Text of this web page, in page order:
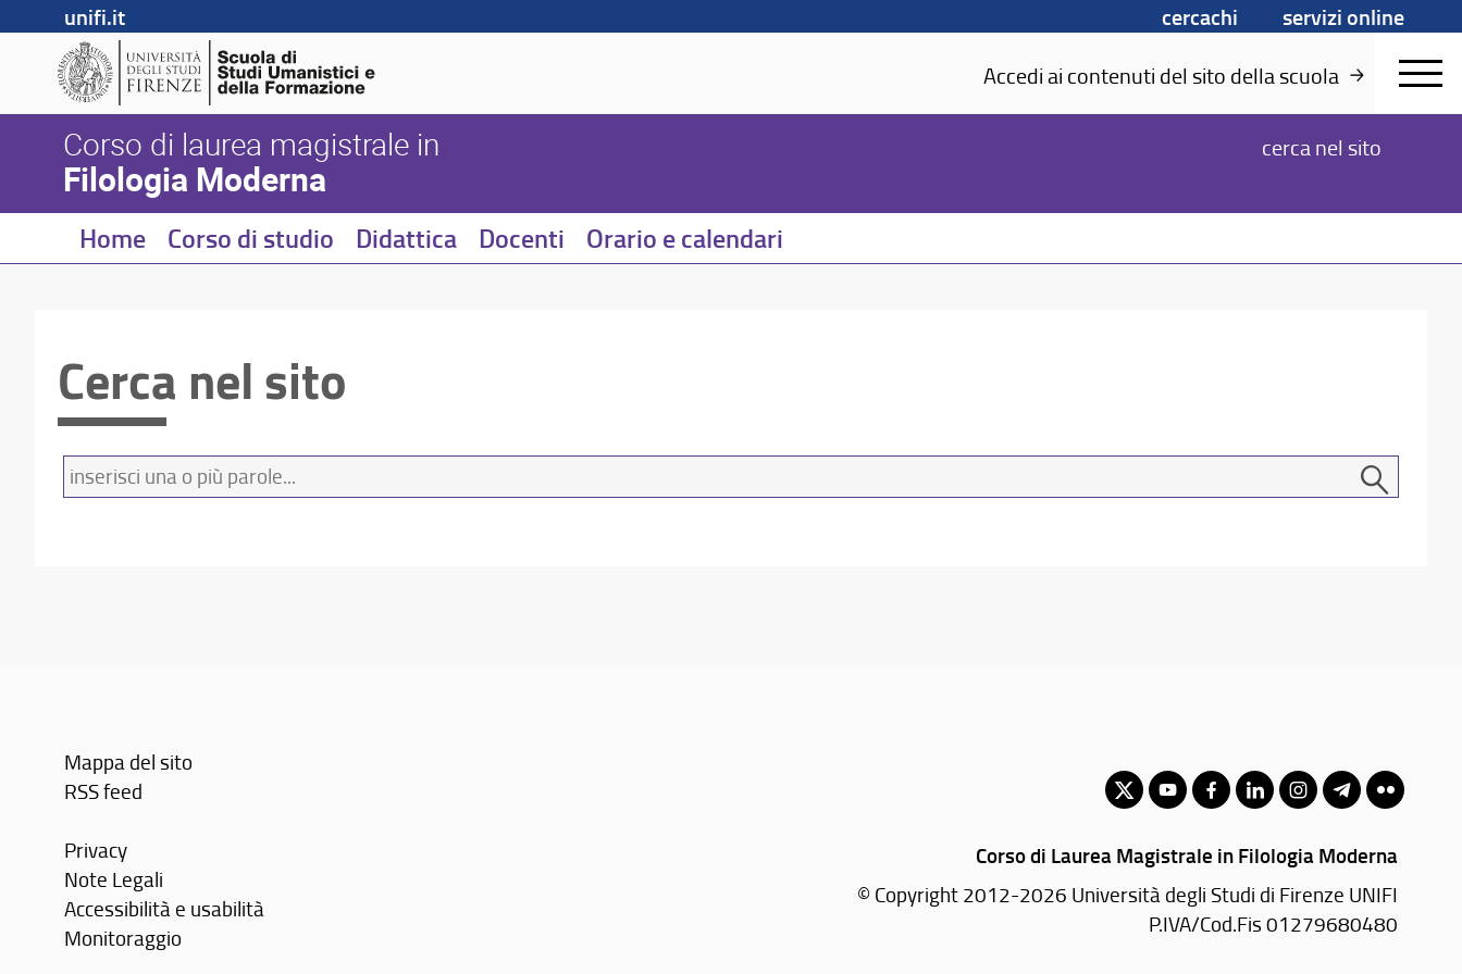
unifi.it cercachi
servizi online
Accedi ai contenuti del sito della scuola
Corso di laurea magistrale in
Filologia Moderna
cerca nel sito
Home Corso di studio Didattica Docenti Orario e calendari
Cerca nel sito
Termini
da
Mappa del sito
RSS feed
Privacy
Note Legali
Accessibilità e usabilità
Monitoraggio
Corso di Laurea Magistrale in Filologia Moderna
© Copyright 2012-2026 Università degli Studi di Firenze UNIFI
P.IVA/Cod.Fis 01279680480